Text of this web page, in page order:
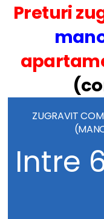
Preturi
ZUGRAVIT
Intre